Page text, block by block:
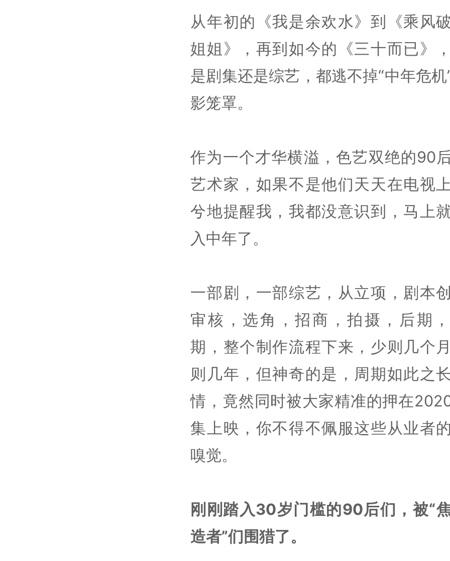
从年初的《我是余欢水》到《乘风
姐姐》，再到如今的《三十而已》
是剧集还是综艺，都逃不掉“中年危机
影笼罩。
作为一个才华横溢，色艺双绝的90
艺术家，如果不是他们天天在电视
兮地提醒我，我都没意识到，马上
入中年了。
一部剧，一部综艺，从立项，剧本
审核，选角，招商，拍摄，后期
期，整个制作流程下来，少则几个
则几年，但神奇的是，周期如此之
情，竟然同时被大家精准的押在
集上映，你不得不佩服这些从业者
嗅觉。
刚刚踏入30岁门槛的90后们，被“
造者”们围猎了。